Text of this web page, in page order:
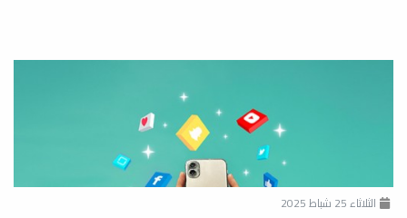
الثلاثاء 25 شباط 2025